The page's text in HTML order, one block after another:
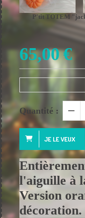
P'tit TOTEM
65,00€
Quantité :
JE LE VEUX
l'aiguille à
Version
décoration.